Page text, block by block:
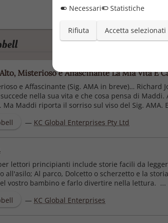
Misterioso e Affascinante La Mia Vita È
e Affascinante (Sig. AMA in breve)…
nella sua vita e che cosa pensa di
Ma Maddi riporta il sorriso sul viso del Sig. AMA.
— KC Global Enterprises Pty Ltd
lettori principianti include storie facili da
all'asilo; Al parco, Dolcetto o scherzetto e la
vostro bambino e farlo divertire nella lettura. ...
— KC Global Enterprises
Necessari
Statistiche
Rifiuta Accetta selezionati